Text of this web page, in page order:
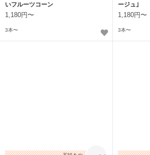
いフルーツコーン
1,180円〜
3本〜
ージュ｣
1,180円〜
3本〜